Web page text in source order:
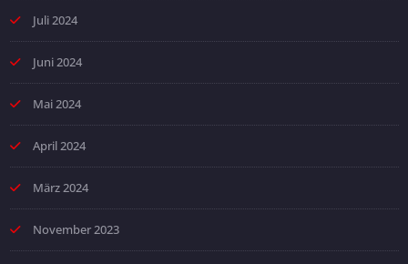
Juli 2024
Juni 2024
Mai 2024
April 2024
März 2024
November 2023